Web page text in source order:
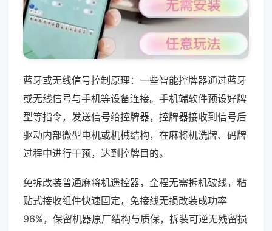
蓝牙或无线信号控制原理：一些智能控牌器通过蓝牙
或无线信号与手机等设备连接。手机端软件预设好牌
型等指令，发送信号给控牌器，控牌器接收到信号后
驱动内部微型电机或机械结构，在麻将机洗牌、码牌
过程中进行干预，达到控牌目的。
免拆改装普通麻将机遥控器，全程无需拆机破线，粘
贴式接收组件快速固定，免接线无损改装成功率
96%，保留机器原厂结构与质保，拆装可逆无残留损